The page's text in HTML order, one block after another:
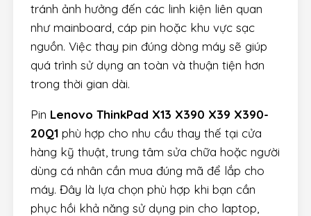
tránh ảnh hưởng đến các linh kiện liên quan
như mainboard, cáp pin hoặc khu vực sạc
nguồn. Việc thay pin đúng dòng máy sẽ giúp
quá trình sử dụng an toàn và thuận tiện hơn
trong thời gian dài.
Pin Lenovo ThinkPad X13 X390 X39 X390-
20Q1 phù hợp cho nhu cầu thay thế tại cửa
hàng kỹ thuật, trung tâm sửa chữa hoặc người
dùng cá nhân cần mua đúng mã để lắp cho
máy. Đây là lựa chọn phù hợp khi bạn cần
phục hồi khả năng sử dụng pin cho laptop,